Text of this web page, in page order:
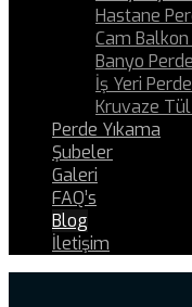
Hastane
Cam
Banyo
İş Yeri
Kruvaze
Perde Yıkama
Şubeler
Galeri
FAQ’s
Blog
İletişim